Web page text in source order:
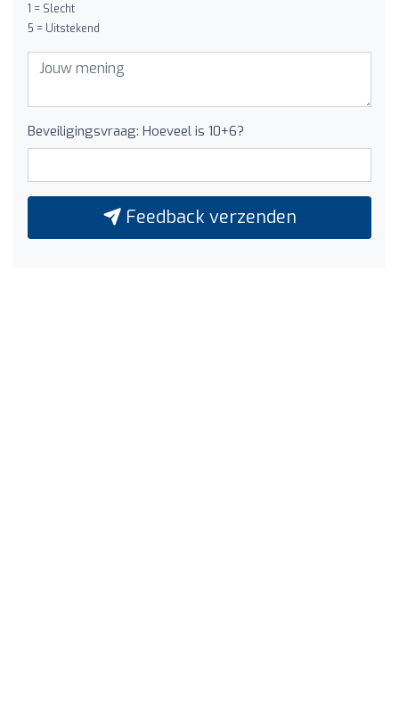
1 = Slecht
5 = Uitstekend
Beveiligingsvraag: Hoeveel is 10+6?
Feedback verzenden